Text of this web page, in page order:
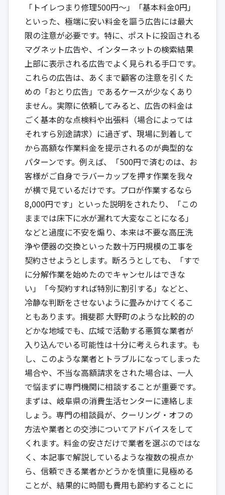
「トイレつまり修理500円〜」「基本料金0円」
といった、極端に安い料金を謳う広告には最大
限の注意が必要です。特に、ポストに投函される
マグネット広告や、インターネットの検索結果
上部に表示される広告でよく見られる手口です。
これらの広告は、あくまで顧客の注意を引くた
めの「おとり広告」であるケースが少なくあり
ません。実際に依頼してみると、広告の料金は
ごく基本的な点検料や出張料（場合によっては
それすら別途請求）に過ぎず、現場に到着して
から高額な作業料金を提示されるのが典型的な
パターンです。例えば、「500円で済むのは、お
客様がご自身でラバーカップを押す作業を我々
が横で見ているだけです。プロが作業するなら
8,000円です」といった説明をされたり、「この
ままでは床下に水が漏れて大変なことになる」
などと過度に不安を煽り、本来は不要な高圧洗
浄や便器の交換といった数十万円規模の工事を
契約させようとします。断ろうとしても、「すで
に分解作業を始めたのでキャンセルはできな
い」「今契約すれば特別に割引する」などと、
冷静な判断をさせないように畳みかけてくるこ
ともあります。揖斐郡 大野町のような比較的の
どかな地域でも、広域で活動する悪質な業者が
入り込んでいる可能性は十分に考えられます。も
し、このような業者とトラブルになってしまった
場合や、不当な高額請求をされた場合は、一人
で悩まずに専門機関に相談することが重要です。
まずは、 岐阜県の消費生活センターに連絡しま
しょう。専門の相談員が、クーリング・オフの
方法や業者との交渉についてアドバイスをして
くれます。料金の安さだけで業者を選ぶのではな
く、本記事で解説しているような複数の視点か
ら、信頼できる業者かどうかを慎重に見極める
ことが、結果的に時間も費用も節約することに